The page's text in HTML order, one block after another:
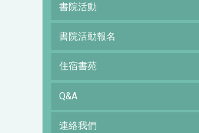
書院活動
書院活動報名
住宿書苑
Q&A
連絡我們